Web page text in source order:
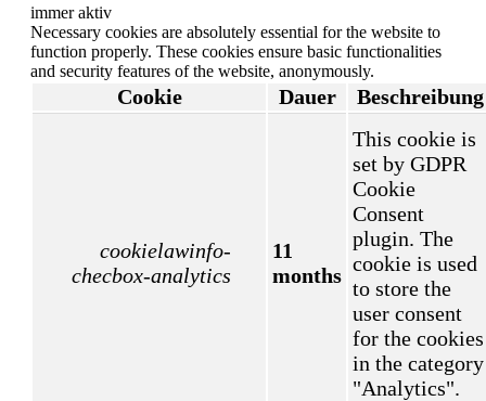
immer aktiv
Necessary cookies are absolutely essential for the website to
function properly. These cookies ensure basic functionalities
and security features of the website, anonymously.
Cookie Dauer Beschreibung
cookielawinfo-
checbox-analytics
11
months
This cookie is
set by GDPR
Cookie
Consent
plugin. The
cookie is used
to store the
user consent
for the cookies
in the category
"Analytics".